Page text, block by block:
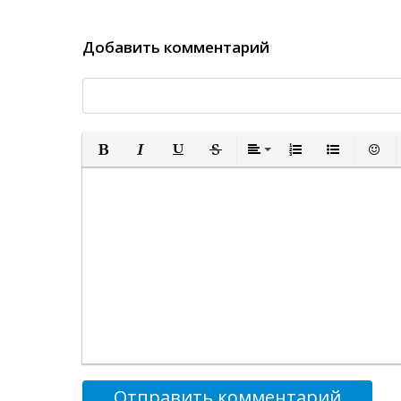
Добавить комментарий
Полужирный
КурсивПодчеркнутый
ЗачеркнутыйВыравнивание
Нумерованный